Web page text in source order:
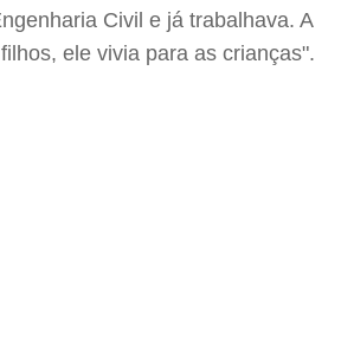
Civil e já trabalhava. A
ele vivia para as crianças".